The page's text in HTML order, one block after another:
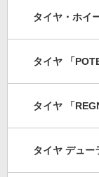
タイヤ・ホイ
タイヤ 「
タイヤ 「
タイヤ デュー